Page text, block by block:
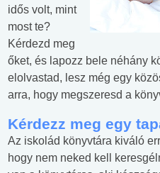
idős volt, mint
most te?
Kérdezd meg
őket, és lapozz bele néhány
elolvastad, lesz még egy
arra, hogy megszeresd a
Kérdezz meg egy
Az iskolád könyvtára kiváló
hogy nem neked kell